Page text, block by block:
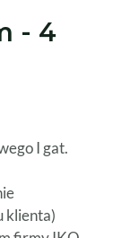
- 4
I gat.
klienta)